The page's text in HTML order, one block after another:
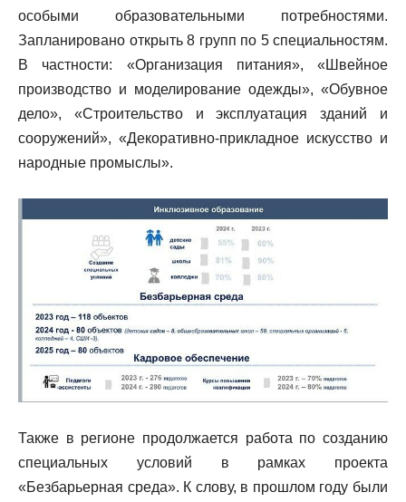
особыми образовательными потребностями.
Запланировано открыть 8 групп по 5 специальностям.
В частности: «Организация питания», «Швейное
производство и моделирование одежды», «Обувное
дело», «Строительство и эксплуатация зданий и
сооружений», «Декоративно-прикладное искусство и
народные промыслы».
Также в регионе продолжается работа по созданию
специальных условий в рамках проекта
«Безбарьерная среда». К слову, в прошлом году были